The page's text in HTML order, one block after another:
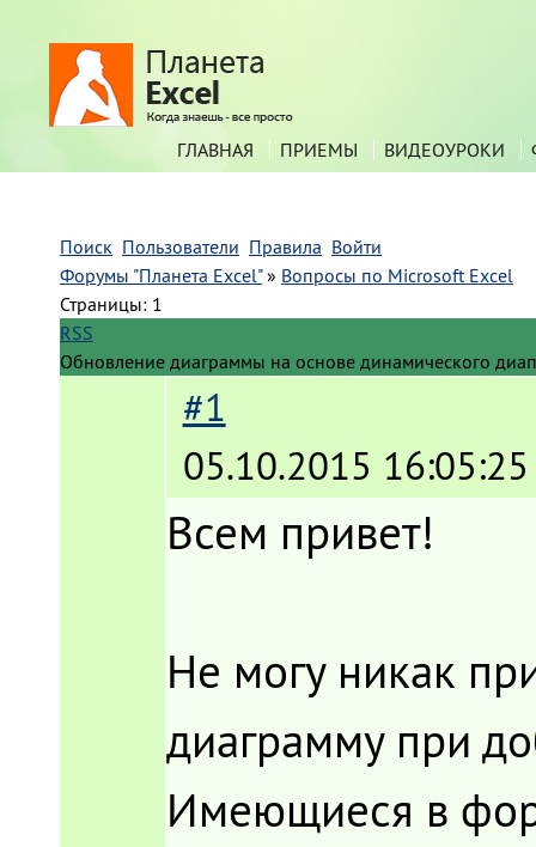
ГЛАВНАЯ ПРИЕМЫ ВИДЕОУРОКИ
Поиск Пользователи Правила Войти
Форумы "Планета Excel" » Вопросы по Microsoft Excel
Страницы: 1
RSS
Обновление диаграммы на основе динамического
#1
05.10.2015 16:05:25
Всем привет!
Не могу никак
диаграмму при
Имеющиеся в